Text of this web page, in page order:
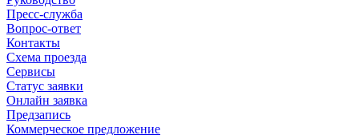
Пресс-служба
Вопрос-ответ
Контакты
Схема проезда
Сервисы
Статус заявки
Онлайн заявка
Предзапись
Коммерческое предложение